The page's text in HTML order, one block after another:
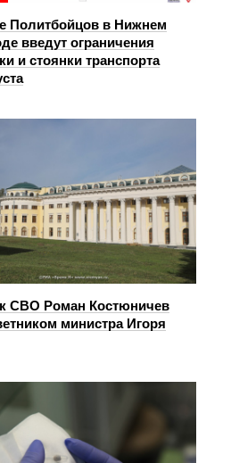
Политбойцов в Нижнем
введут ограничения
и стоянки транспорта
СВО Роман Костюничев
министра Игоря